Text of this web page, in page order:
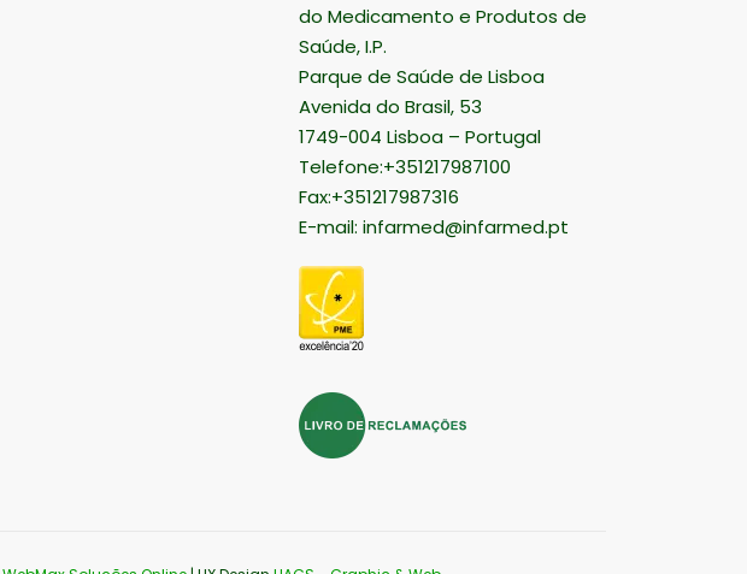
do Medicamento e Produtos de
Saúde, I.P.
Parque de Saúde de Lisboa
Avenida do Brasil, 53
1749-004 Lisboa – Portugal
Telefone:+351217987100
Fax:+351217987316
E-mail: infarmed@infarmed.pt